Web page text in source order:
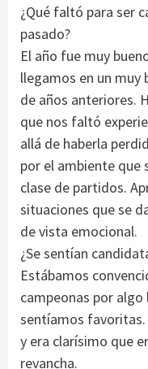
¿Qué faltó para ser
pasado?
El año fue muy
llegamos en un muy
de años anteriores.
que nos faltó
allá de haberla
por el ambiente que
clase de partidos.
situaciones que se
de vista emocional.
¿Se sentían
Estábamos
campeonas por
sentíamos favoritas.
y era clarísimo que
revancha.